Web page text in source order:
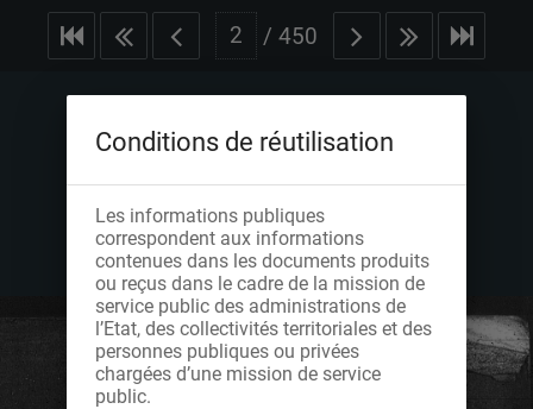
/ 450
Conditions de réutilisation
Les informations publiques
correspondent aux informations
contenues dans les documents produits
ou reçus dans le cadre de la mission de
service public des administrations de
l’Etat, des collectivités territoriales et des
personnes publiques ou privées
chargées d’une mission de service
public.